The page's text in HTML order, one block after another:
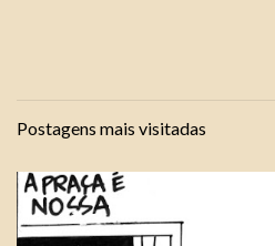
Postagens mais visitadas